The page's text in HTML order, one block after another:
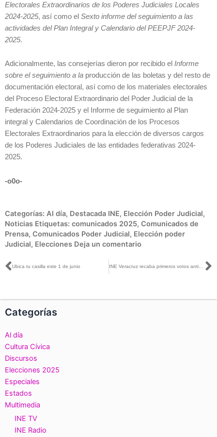
Electorales Extraordinarios de los Poderes Judiciales Locales
2024-2025, así como el Sexto informe del seguimiento a las
actividades del Plan Integral y Calendario del PEEPJF 2024-
2025.
Adicionalmente, las consejerías dieron por recibido el Informe
sobre el seguimiento a la producción de las boletas y del resto de
documentación electoral, así como de los materiales electorales
del Proceso Electoral Extraordinario del Poder Judicial de la
Federación 2024-2025 y el Informe de seguimiento al Plan
integral y Calendarios de Coordinación de los Procesos
Electorales Extraordinarios para la elección de diversos cargos
de los Poderes Judiciales de las entidades federativas 2024-
2025.
-o0o-
Categorías: Al día, Destacada INE, Elección Poder Judicial,
Noticias Etiquetas: comunicados 2025, Comunicados de
Prensa, Comunicados Poder Judicial, Elección poder
Judicial, Elecciones Deja un comentario
Ant
Ubica tu casilla este 1 de junio INE Veracruz recaba primeros votos anticipados de los procesos electorales en la entidad
Categorías
Al día
Cultura Cívica
Discursos
Elecciones 2025
Especiales
Estados
Multimedia
INE TV
INE Radio